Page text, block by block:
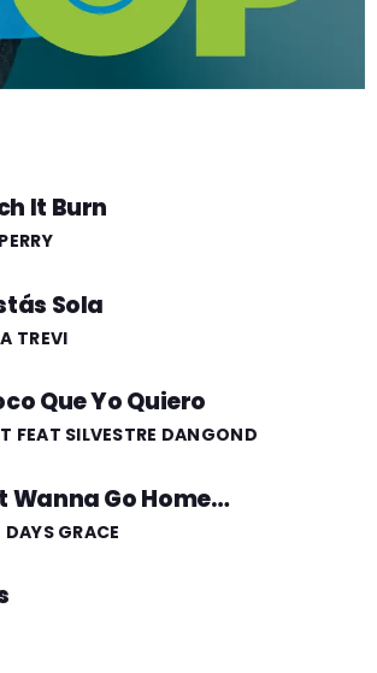
It Burn
Sola
TREVI
Que Yo Quiero
FEAT SILVESTRE DANGOND
Wanna Go Home
DAYS GRACE